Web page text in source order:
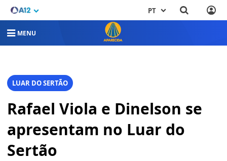
PT
MENU
LUAR DO SERTÃO
Rafael Viola e Dinelson se
apresentam no Luar do
Sertão